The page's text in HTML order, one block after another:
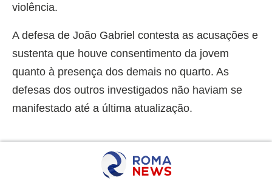
violência.
A defesa de João Gabriel contesta as acusações e
sustenta que houve consentimento da jovem
quanto à presença dos demais no quarto. As
defesas dos outros investigados não haviam se
manifestado até a última atualização.